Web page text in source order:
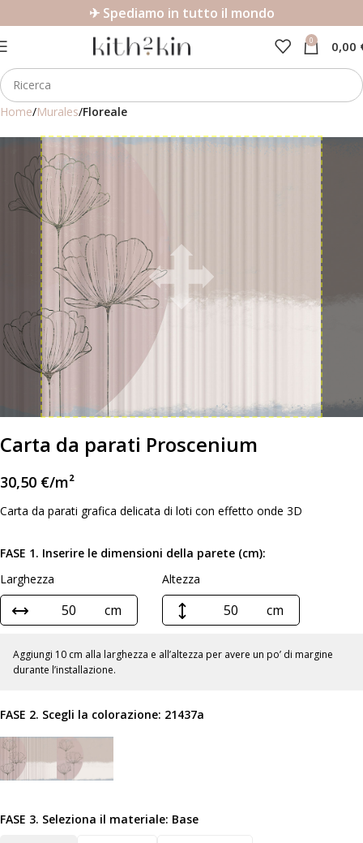
✈ Spediamo in tutto il mondo
0 0,00
Home Murales Floreale
Carta da parati Proscenium
30,50 €/m²
Carta da parati grafica delicata di loti con effetto onde 3D
FASE 1. Inserire le dimensioni della parete (cm):
Larghezza
cm
Altezza
cm
Aggiungi 10 cm alla larghezza e all’altezza per avere un po’ di margine
durante l’installazione.
FASE 2. Scegli la colorazione: 21437a
FASE 3. Seleziona il materiale: Base